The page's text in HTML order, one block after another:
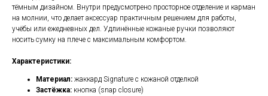
тёмным дизайном. Внутри предусмотрено просторное отделение и карман
на молнии, что делает аксессуар практичным решением для работы,
учёбы или ежедневных дел. Удлинённые кожаные ручки позволяют
носить сумку на плече с максимальным комфортом.
Характеристики:
Материал: жаккард Signature с кожаной отделкой
Застёжка: кнопка (snap closure)